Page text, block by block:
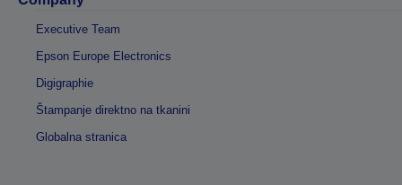
Executive Team
Epson Europe Electronics
Digigraphie
Štampanje direktno na tkanini
Globalna stranica